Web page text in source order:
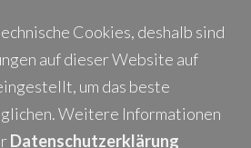
Cookies, deshalb sind
auf dieser Website auf
um das beste
Weitere Informationen
Datenschutzerklärung